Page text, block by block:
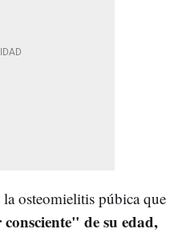
osteomielitis púbica que
consciente" de su edad,